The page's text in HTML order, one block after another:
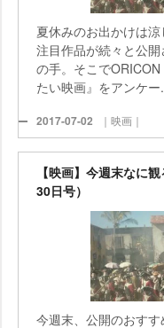
夏休みのお出かけは
注目作品が続々と公
の手。そこで
たい映画』をアンケー
2017-07-02 ｜映画｜
【映画】今週末なに
30日号）
今週末、公開のおす